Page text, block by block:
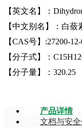
【英文名】：
【中文别名】：白蔹
【CAS号】:27200-
【分子式】：
【分子量】：320.25
产品详情
文档与安